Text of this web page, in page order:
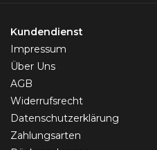
Kundendienst
Impressum
Über Uns
AGB
Widerrufsrecht
Datenschutzerklärung
Zahlungsarten